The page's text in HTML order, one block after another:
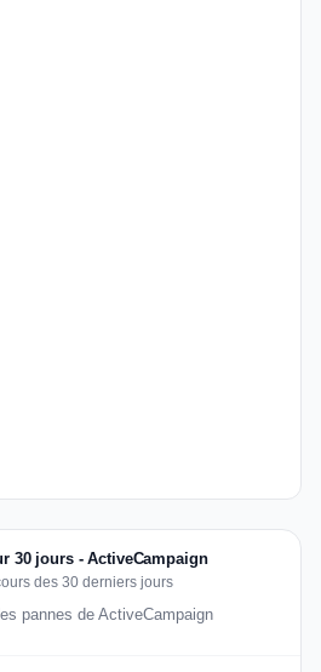
30 jours - ActiveCampaign
des 30 derniers jours
pannes de ActiveCampaign